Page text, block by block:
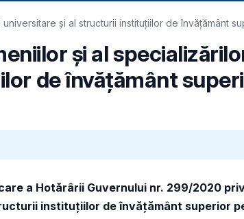
și al structurii instituțiilor de învățământ
și al
de învățământ
a Hotărârii Guvernului nr. 299/2020
instituțiilor de învățământ superior